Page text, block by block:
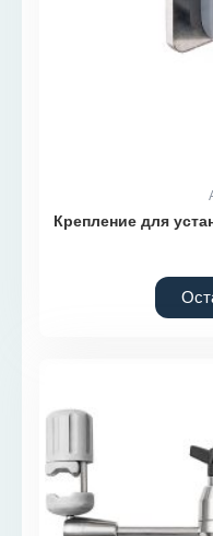
Крепление для